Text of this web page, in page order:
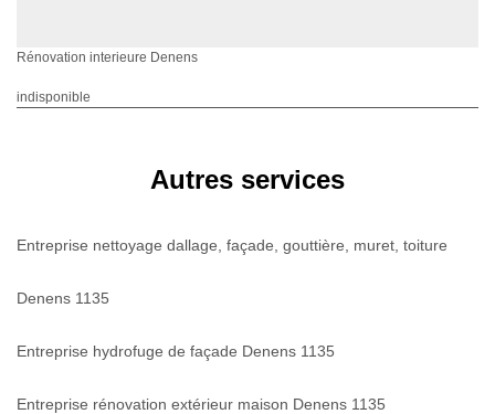
Rénovation interieure Denens
indisponible
Autres services
Entreprise nettoyage dallage, façade, gouttière, muret, toiture
Denens 1135
Entreprise hydrofuge de façade Denens 1135
Entreprise rénovation extérieur maison Denens 1135